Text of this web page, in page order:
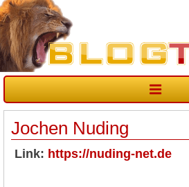
Jochen Nuding
Link: https://nuding-net.de